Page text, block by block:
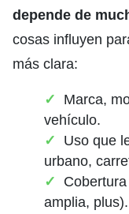
depende de
cosas influyen
más clara:
Marca,
vehículo.
Uso que
urbano,
amplia, plus).